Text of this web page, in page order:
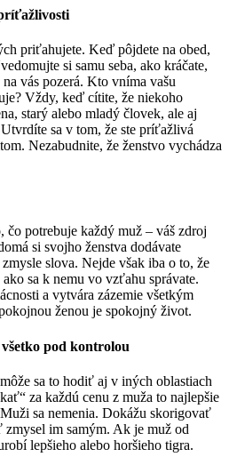
priťahujete. Keď pôjdete na obed,
si samu seba, ako kráčate,
vás pozerá. Kto vníma vašu
Vždy, keď cítite, že niekoho
starý alebo mladý človek, ale aj
sa v tom, že ste príťažlivá
Nezabudnite, že ženstvo vychádza
čo potrebuje každý muž – váš zdroj
si svojho ženstva dodávate
slova. Nejde však iba o to, že
sa k nemu vo vzťahu správate.
a vytvára zázemie všetkým
ženou je spokojný život.
pod kontrolou
sa to hodiť aj v iných oblastiach
za každú cenu z muža to najlepšie
sa nemenia. Dokážu skorigovať
im samým. Ak je muž od
lepšieho alebo horšieho tigra.